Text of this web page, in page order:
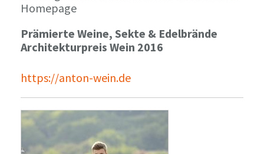
Homepage
Prämierte Weine, Sekte & Edelbrände
Architekturpreis Wein 2016
https://anton-wein.de